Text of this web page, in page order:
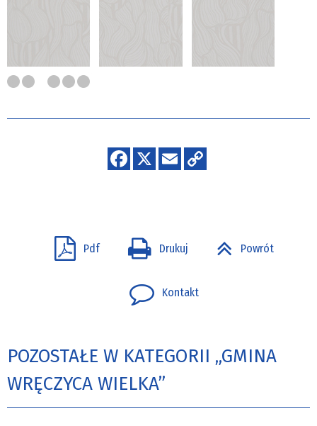
Pdf Drukuj Powrót
Kontakt
POZOSTAŁE W KATEGORII „GMINA
WRĘCZYCA WIELKA”